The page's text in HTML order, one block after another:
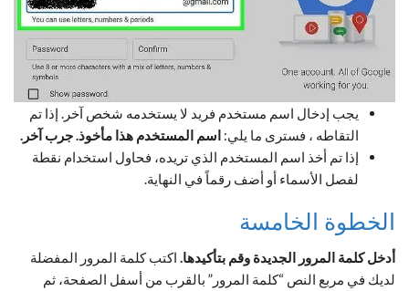
يجب إدخال اسم مستخدم فريد لا يستخدمه شخص آخر. إذا تم
التقاطه ، فسترى ما يلي: اسم المستخدم هذا مأخوذ. جرب آخر.
إذا تم أخذ اسم المستخدم الذي تريده، فحاول استخدام نقطة
لفصل الأسماء أو أضف رقماً في النهاية.
الخطوة الخامسة
أدخل كلمة المرور الجديدة وقم بتأكيدها. اكتب كلمة المرور المفضلة
لديك في مربع النص “كلمة المرور” بالقرب من أسفل الصفحة، ثم